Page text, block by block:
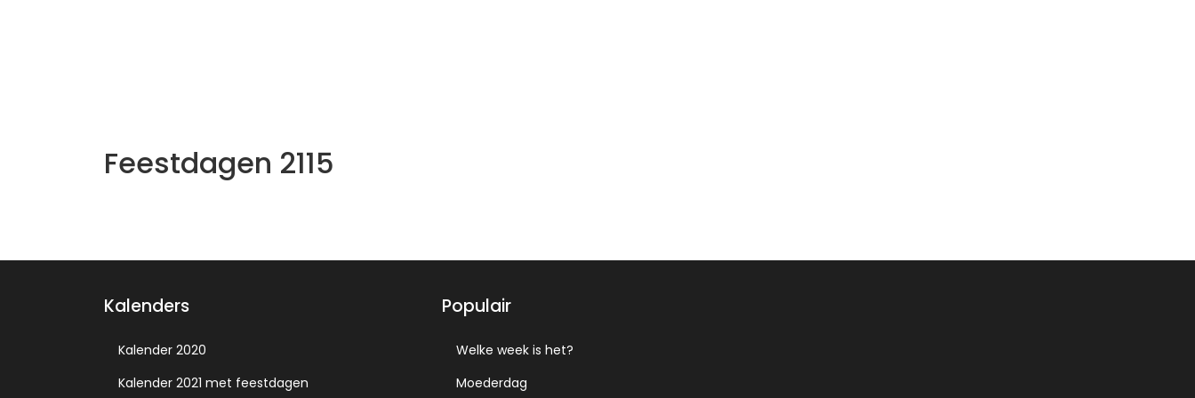
Feestdagen 2115
Kalenders
Kalender 2020
Kalender 2021 met feestdagen
Populair
Welke week is het?
Moederdag